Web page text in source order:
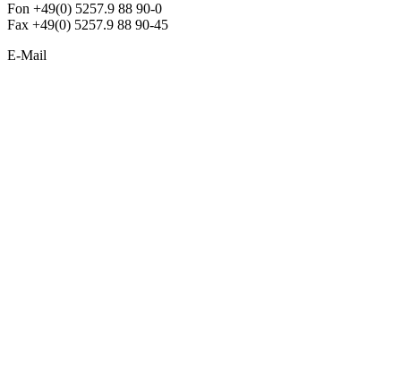
Fon +49(0) 5257.9 88 90-0
Fax +49(0) 5257.9 88 90-45
E-Mail